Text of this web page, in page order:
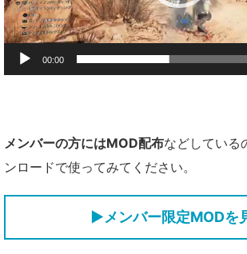
00:00
メンバーの方にはMOD配布などしている
ンロードで使ってみてください。
▶メンバー限定MODを